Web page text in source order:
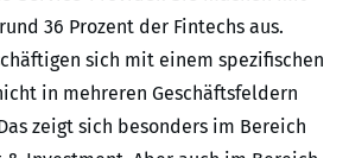
36 Prozent der Fintechs aus.
sich mit einem spezifischen
in mehreren Geschäftsfeldern
zeigt sich besonders im Bereich